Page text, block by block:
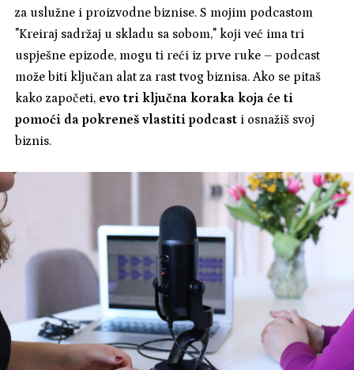
za uslužne i proizvodne biznise. S mojim podcastom
"Kreiraj sadržaj u skladu sa sobom," koji već ima tri
uspješne epizode, mogu ti reći iz prve ruke – podcast
može biti ključan alat za rast tvog biznisa. Ako se pitaš
kako započeti, evo tri ključna koraka koja će ti
pomoći da pokreneš vlastiti podcast i osnažiš svoj
biznis.